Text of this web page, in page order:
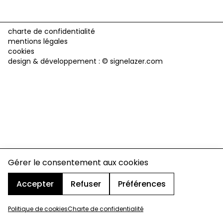
Gérer le consentement aux cookies
Accepter
Refuser Préférences
Politique de cookiesCharte de confidentialité
charte de confidentialité
mentions légales
cookies
design & développement : © signelazer.com